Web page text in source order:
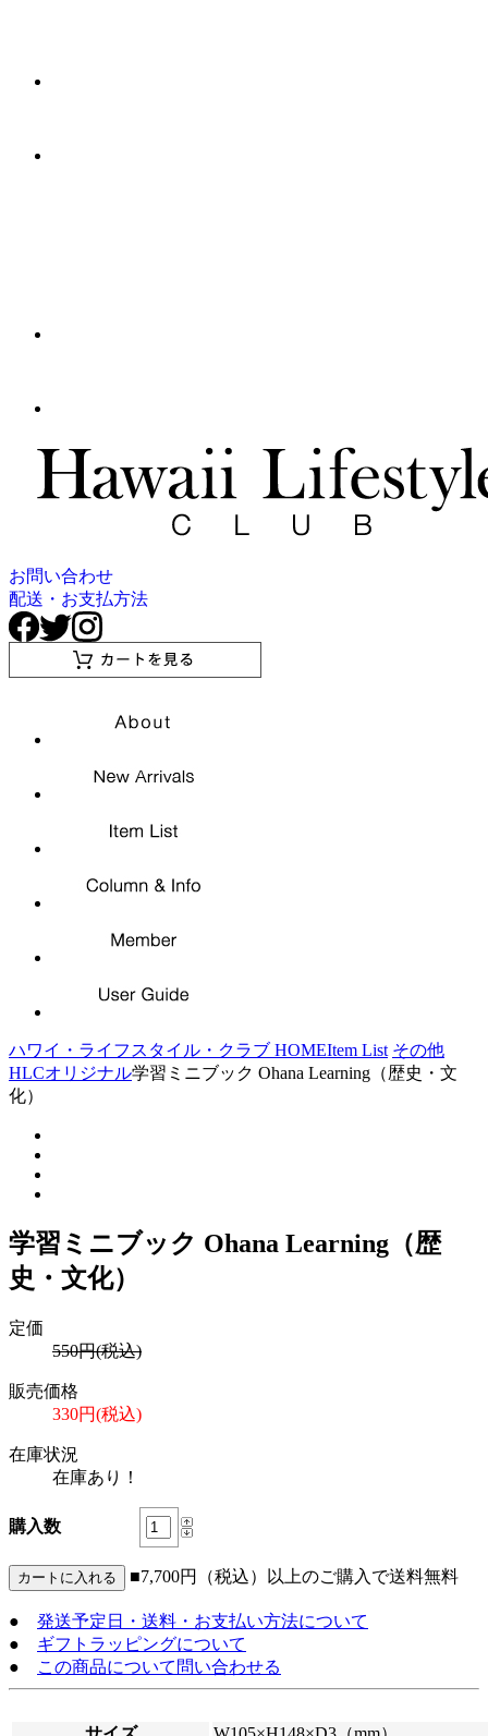
お問い合わせ
配送・お支払方法
ハワイ・ライフスタイル・クラブ HOMEItem List その他
HLCオリジナル学習ミニブック Ohana Learning（歴史・文
化）
学習ミニブック Ohana Learning（歴
史・文化）
定価
550円(税込)
販売価格
330円(税込)
在庫状況
在庫あり！
購入数
■7,700円（税込）以上のご購入で送料無料
● 発送予定日・送料・お支払い方法について
● ギフトラッピングについて
●
この商品について問い合わせる